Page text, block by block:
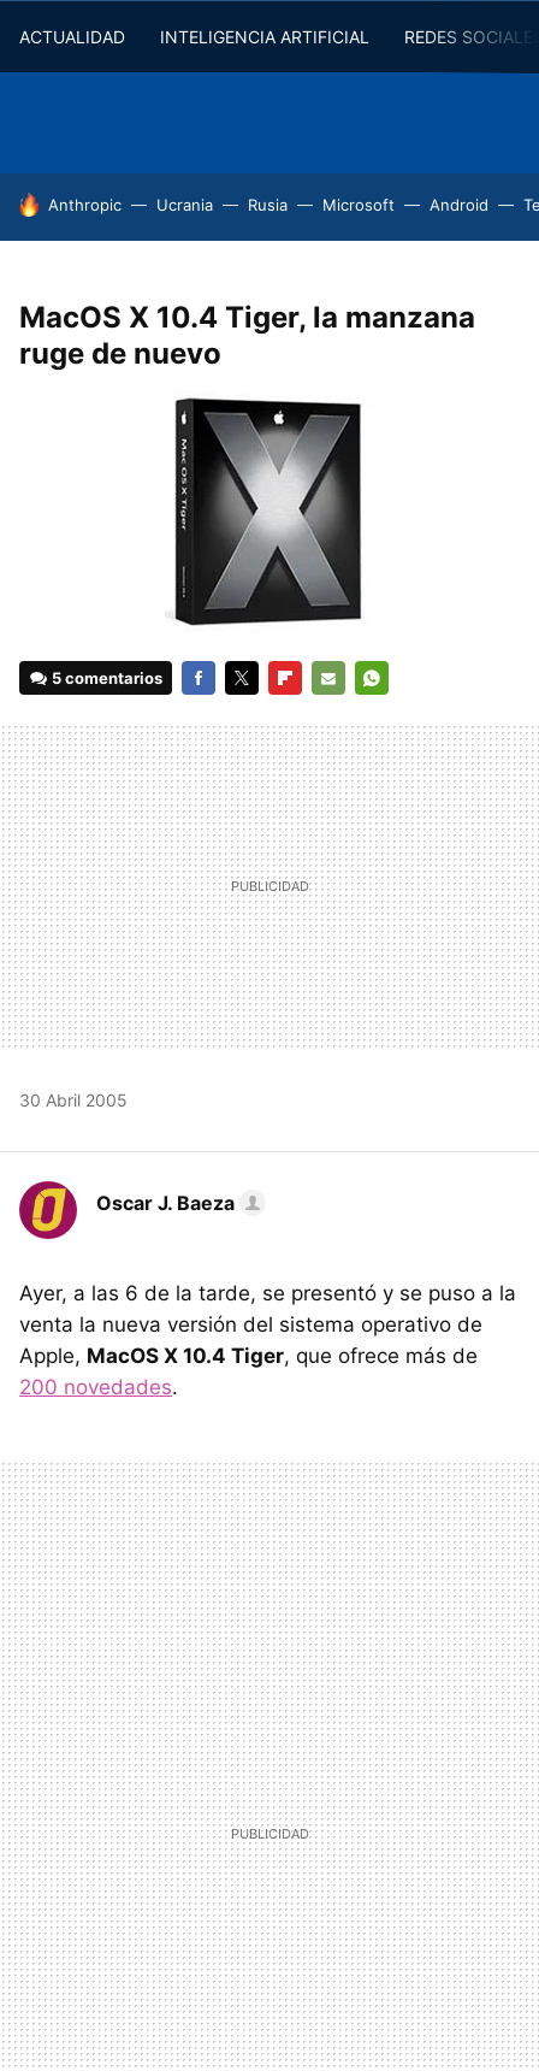
ACTUALIDAD INTELIGENCIA ARTIFICIAL REDES
HOY SE HABLA DE
Anthropic Ucrania Rusia Microsoft Android
MacOS X 10.4 Tiger, la manzana
ruge de nuevo
5 comentarios
MAIL
30 Abril 2005
Oscar J. Baeza
Ayer, a las 6 de la tarde, se presentó y se puso a la
venta la nueva versión del sistema operativo de
Apple, MacOS X 10.4 Tiger, que ofrece más de
200 novedades.